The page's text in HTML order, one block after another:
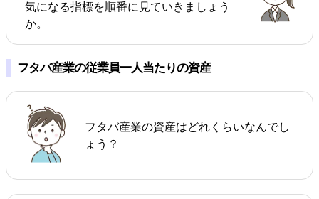
気になる指標を順番に見ていきましょう
か。
フタバ産業の従業員一人当たりの資産
フタバ産業の資産はどれくらいなんでし
ょう？